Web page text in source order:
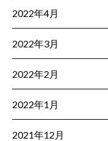
2022年4月
2022年3月
2022年2月
2022年1月
2021年12月